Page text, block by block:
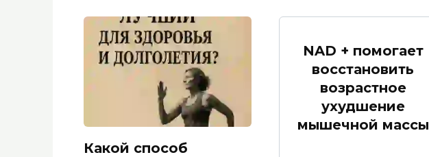
Какой способ
NAD + помогает
восстановить
возрастное
ухудшение
мышечной массы